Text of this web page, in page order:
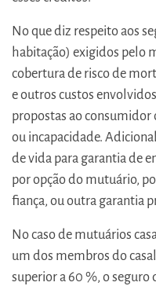
No que diz respeito aos
habitação) exigidos pelo
cobertura de risco de
e outros custos
propostas ao
ou incapacidade.
de vida para garantia de
por opção do mutuário,
fiança, ou outra garantia
No caso de mutuários
um dos membros do
superior a 60 %, o seguro